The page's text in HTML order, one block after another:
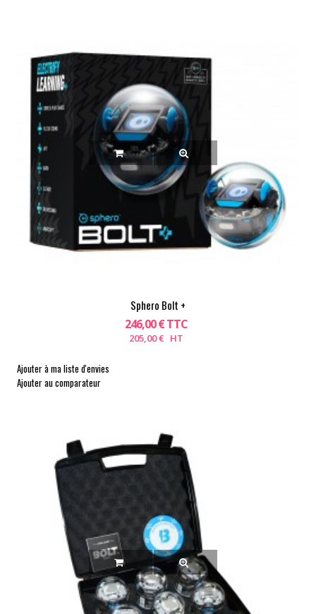
Sphero Bolt +
246,00 € TTC
205,00 € HT
Ajouter à ma liste d'envies
Ajouter au comparateur